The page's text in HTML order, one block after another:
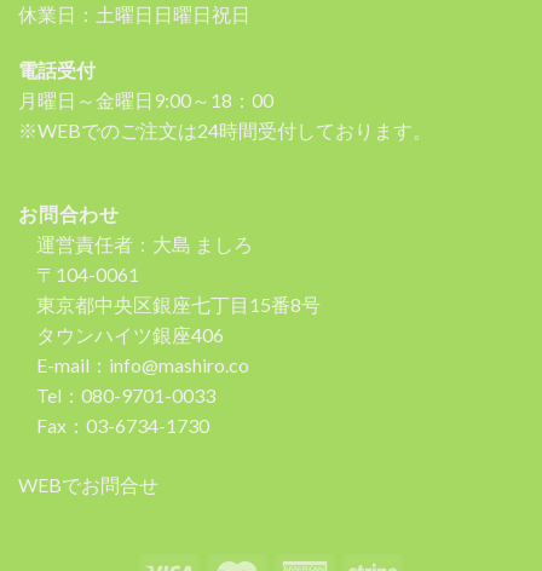
休業日：土曜日日曜日祝日
電話受付
月曜日～金曜日9:00～18：00
※WEBでのご注文は24時間受付しております。
お問合わせ
運営責任者：大島 ましろ
〒104-0061
東京都中央区銀座七丁目15番8号
タウンハイツ銀座406
E-mail：info@mashiro.co
Tel：080-9701-0033
Fax：03-6734-1730
WEBでお問合せ